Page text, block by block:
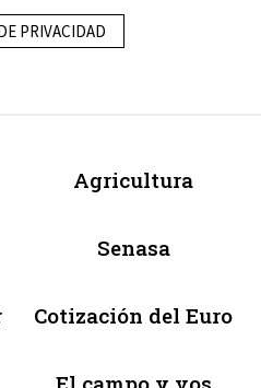
PRIVACIDAD
Agricultura
Senasa
Cotización del Euro